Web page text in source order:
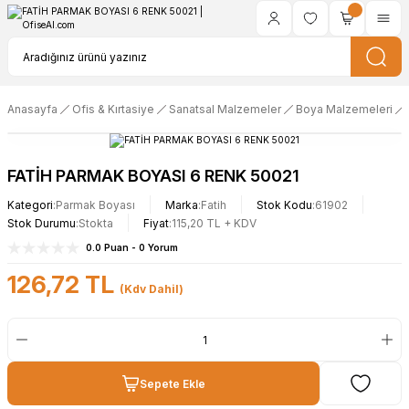
Anasayfa Ofis & Kırtasiye Sanatsal Malzemeler Boya Malzemeleri
FATİH PARMAK BOYASI 6 RENK 50021
Kategori Parmak Boyası Marka Fatih Stok Kodu 61902
Stok Durumu Stokta Fiyat 115,20 TL + KDV
0.0 Puan - 0 Yorum
126,72 TL (Kdv Dahil)
Sepete Ekle